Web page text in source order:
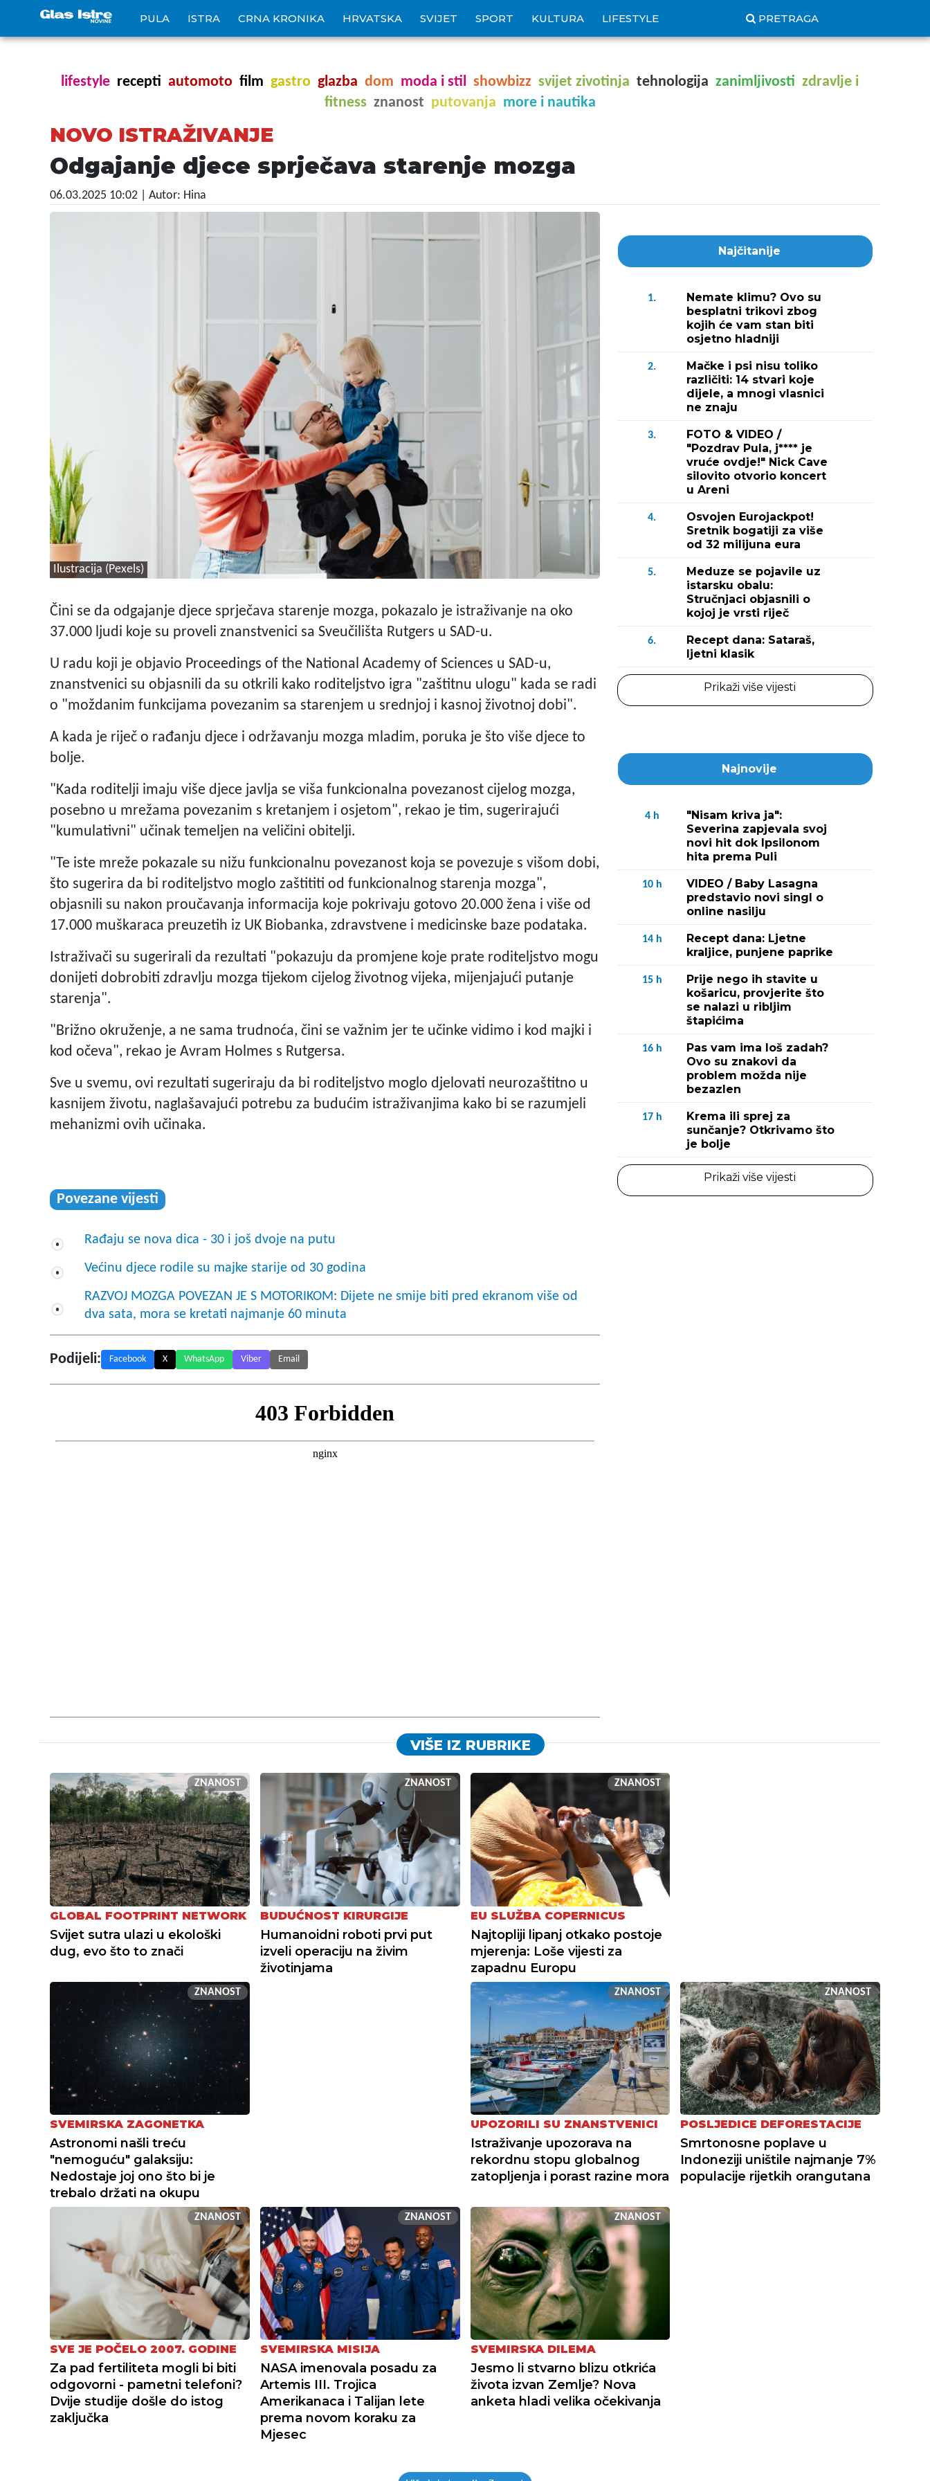
PULA ISTRA CRNA KRONIKA HRVATSKA SVIJET SPORT KULTURA LIFESTYLE PRETRAGA
lifestyle recepti automoto film gastro glazba dom moda i stil showbizz svijet zivotinja tehnologija zanimljivosti zdravlje i
fitness znanost putovanja more i nautika
NOVO ISTRAŽIVANJE
Odgajanje djece sprječava starenje mozga
06.03.2025 10:02 | Autor: Hina
Ilustracija (Pexels)
Čini se da odgajanje djece sprječava starenje mozga, pokazalo je istraživanje na oko
37.000 ljudi koje su proveli znanstvenici sa Sveučilišta Rutgers u SAD-u.
U radu koji je objavio Proceedings of the National Academy of Sciences u SAD-u,
znanstvenici su objasnili da su otkrili kako roditeljstvo igra "zaštitnu ulogu" kada se radi
o "moždanim funkcijama povezanim sa starenjem u srednjoj i kasnoj životnoj dobi".
A kada je riječ o rađanju djece i održavanju mozga mladim, poruka je što više djece to
bolje.
"Kada roditelji imaju više djece javlja se viša funkcionalna povezanost cijelog mozga,
posebno u mrežama povezanim s kretanjem i osjetom", rekao je tim, sugerirajući
"kumulativni" učinak temeljen na veličini obitelji.
"Te iste mreže pokazale su nižu funkcionalnu povezanost koja se povezuje s višom dobi,
što sugerira da bi roditeljstvo moglo zaštititi od funkcionalnog starenja mozga",
objasnili su nakon proučavanja informacija koje pokrivaju gotovo 20.000 žena i više od
17.000 muškaraca preuzetih iz UK Biobanka, zdravstvene i medicinske baze podataka.
Istraživači su sugerirali da rezultati "pokazuju da promjene koje prate roditeljstvo mogu
donijeti dobrobiti zdravlju mozga tijekom cijelog životnog vijeka, mijenjajući putanje
starenja".
"Brižno okruženje, a ne sama trudnoća, čini se važnim jer te učinke vidimo i kod majki i
kod očeva", rekao je Avram Holmes s Rutgersa.
Sve u svemu, ovi rezultati sugeriraju da bi roditeljstvo moglo djelovati neurozaštitno u
kasnijem životu, naglašavajući potrebu za budućim istraživanjima kako bi se razumjeli
mehanizmi ovih učinaka.
Povezane vijesti
Rađaju se nova dica - 30 i još dvoje na putu
Većinu djece rodile su majke starije od 30 godina
RAZVOJ MOZGA POVEZAN JE S MOTORIKOM: Dijete ne smije biti pred ekranom više od
dva sata, mora se kretati najmanje 60 minuta
Podijeli: Facebook X WhatsApp Viber Email
Najčitanije
1.
Nemate klimu? Ovo su
besplatni trikovi zbog
kojih će vam stan biti
osjetno hladniji
2.
Mačke i psi nisu toliko
različiti: 14 stvari koje
dijele, a mnogi vlasnici
ne znaju
3.
FOTO & VIDEO /
"Pozdrav Pula, j**** je
vruće ovdje!" Nick Cave
silovito otvorio koncert
u Areni
4.
Osvojen Eurojackpot!
Sretnik bogatiji za više
od 32 milijuna eura
5.
Meduze se pojavile uz
istarsku obalu:
Stručnjaci objasnili o
kojoj je vrsti riječ
6.
Recept dana: Sataraš,
ljetni klasik
Prikaži više vijesti
Najnovije
4 h
"Nisam kriva ja":
Severina zapjevala svoj
novi hit dok Ipsilonom
hita prema Puli
10 h
VIDEO / Baby Lasagna
predstavio novi singl o
online nasilju
14 h
Recept dana: Ljetne
kraljice, punjene paprike
15 h
Prije nego ih stavite u
košaricu, provjerite što
se nalazi u ribljim
štapićima
16 h
Pas vam ima loš zadah?
Ovo su znakovi da
problem možda nije
bezazlen
17 h
Krema ili sprej za
sunčanje? Otkrivamo što
je bolje
Prikaži više vijesti
VIŠE IZ RUBRIKE
ZNANOST
GLOBAL FOOTPRINT NETWORK
Svijet sutra ulazi u ekološki
dug, evo što to znači
ZNANOST
BUDUĆNOST KIRURGIJE
Humanoidni roboti prvi put
izveli operaciju na živim
životinjama
ZNANOST
EU SLUŽBA COPERNICUS
Najtopliji lipanj otkako postoje
mjerenja: Loše vijesti za
zapadnu Europu
ZNANOST
SVEMIRSKA ZAGONETKA
Astronomi našli treću
"nemoguću" galaksiju:
Nedostaje joj ono što bi je
trebalo držati na okupu
ZNANOST
UPOZORILI SU ZNANSTVENICI
Istraživanje upozorava na
rekordnu stopu globalnog
zatopljenja i porast razine mora
ZNANOST
POSLJEDICE DEFORESTACIJE
Smrtonosne poplave u
Indoneziji uništile najmanje 7%
populacije rijetkih orangutana
ZNANOST
SVE JE POČELO 2007. GODINE
Za pad fertiliteta mogli bi biti
odgovorni - pametni telefoni?
Dvije studije došle do istog
zaključka
ZNANOST
SVEMIRSKA MISIJA
NASA imenovala posadu za
Artemis III. Trojica
Amerikanaca i Talijan lete
prema novom koraku za
Mjesec
ZNANOST
SVEMIRSKA DILEMA
Jesmo li stvarno blizu otkrića
života izvan Zemlje? Nova
anketa hladi velika očekivanja